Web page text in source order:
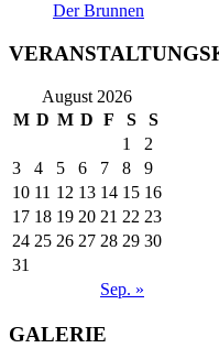
Der Brunnen
August 2026
M D M D F S S
Sep. »
1
2
3
4 5 6 7 8
9
10 11 12 13 14 15 16
17 18 19 20 21 22 23
24 25 26 27 28 29 30
31
GALERIE